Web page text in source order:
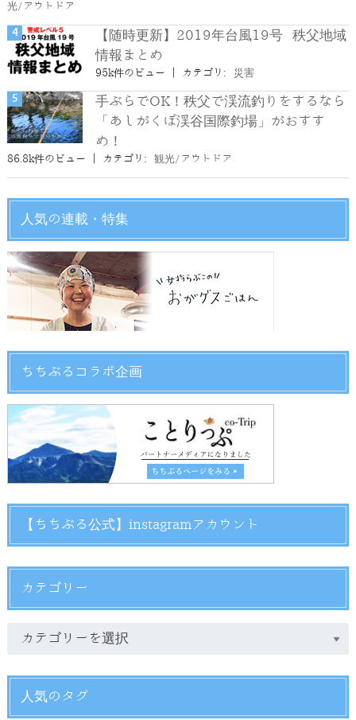
光/アウトドア
【随時更新】2019年台風19号 秩父地域
情報まとめ
95k件のビュー カテゴリ: 災害
手ぶらでOK！秩父で渓流釣りをするなら
「あしがくぼ渓谷国際釣場」がおすす
め！
86.8k件のビュー カテゴリ: 観光/アウトドア
人気の連載・特集
ちちぶるコラボ企画
【ちちぶる公式】instagramアカウント
カテゴリー
人気のタグ